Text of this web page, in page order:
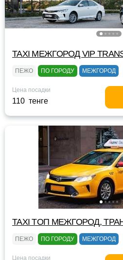
TAXI МЕЖГОРОД VIP
ПЕЖО ПО ГОРОДУ МЕЖГОРОД
Цена посадки
110 тенге
TAXI TOП МЕЖГОРОД,
ПЕЖО ПО ГОРОДУ МЕЖГОРОД
Цена посадки